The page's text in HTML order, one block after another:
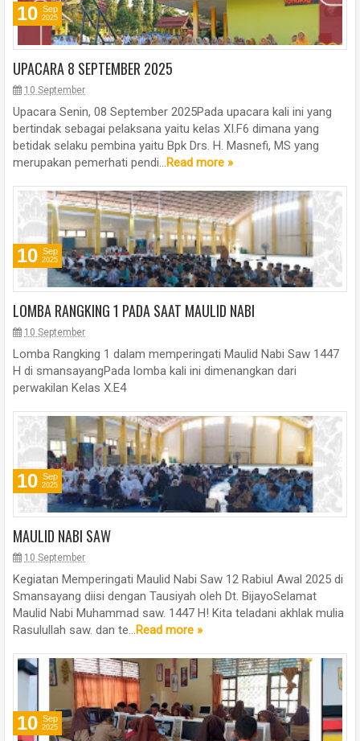
UPACARA 8 SEPTEMBER 2025
10 September
Upacara Senin, 08 September 2025Pada upacara kali ini yang
bertindak sebagai pelaksana yaitu kelas XI.F6 dimana yang
betidak selaku pembina yaitu Bpk Drs. H. Masnefi, MS yang
merupakan pemerhati pendi...Read more »
10 Sep
2025
LOMBA RANGKING 1 PADA SAAT MAULID NABI
10 September
Lomba Rangking 1 dalam memperingati Maulid Nabi Saw 1447
H di smansayangPada lomba kali ini dimenangkan dari
perwakilan Kelas X.E4
10 Sep
2025
MAULID NABI SAW
10 September
Kegiatan Memperingati Maulid Nabi Saw 12 Rabiul Awal 2025 di
Smansayang diisi dengan Tausiyah oleh Dt. BijayoSelamat
Maulid Nabi Muhammad saw. 1447 H! Kita teladani akhlak mulia
Rasulullah saw. dan te...Read more »
10 Sep
2025
10 Sep
2025